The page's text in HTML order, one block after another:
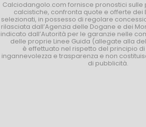
Calciodangolo.com fornisce pronostici sulle
calcistiche, confronta quote e offerte dei
selezionati, in possesso di regolare
rilasciata dall’Agenzia delle Dogane e dei
indicato dall’Autorità per le garanzie nelle
delle proprie Linee Guida (allegate alla
è effettuato nel rispetto del principio
ingannevolezza e trasparenza e non
di pubblicità.